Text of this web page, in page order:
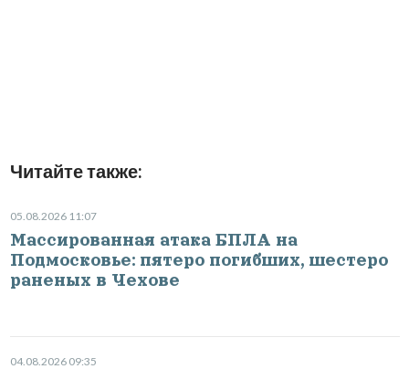
Читайте также:
05.08.2026 11:07
Массированная атака БПЛА на
Подмосковье: пятеро погибших, шестеро
раненых в Чехове
04.08.2026 09:35